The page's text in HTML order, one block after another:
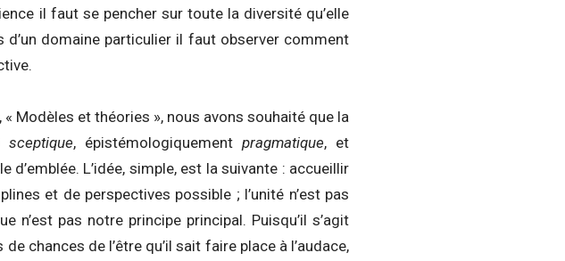
il faut se pencher sur toute la diversité qu’elle
domaine particulier il faut observer comment
Modèles et théories », nous avons souhaité que la
sceptique, épistémologiquement pragmatique, et
L’idée, simple, est la suivante : accueillir
et de perspectives possible ; l’unité n’est pas
pas notre principe principal. Puisqu’il s’agit
chances de l’être qu’il sait faire place à l’audace,